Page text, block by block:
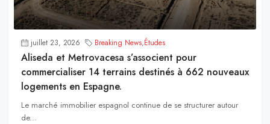
juillet 23, 2026 Breaking News,Études
Aliseda et Metrovacesa s’associent pour
commercialiser 14 terrains destinés à 662 nouveaux
logements en Espagne.
Le marché immobilier espagnol continue de se structurer autour
de...